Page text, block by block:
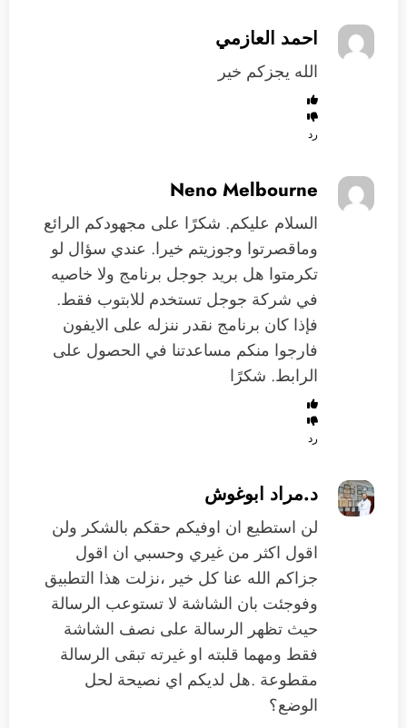
احمد العازمي
الله يجزكم خير
رد
Neno Melbourne
السلام عليكم. شكرًا على مجهودكم الرائع
وماقصرتوا وجوزيتم خيرا. عندي سؤال لو
تكرمتوا هل بريد جوجل برنامج ولا خاصيه
في شركة جوجل تستخدم للابتوب فقط.
فإذا كان برنامج نقدر ننزله على الايفون
فارجوا منكم مساعدتنا في الحصول على
الرابط. شكرًا
رد
د.مراد ابوغوش
لن استطيع ان اوفيكم حقكم بالشكر ولن
اقول اكثر من غيري وحسبي ان اقول
جزاكم الله عنا كل خير ،نزلت هذا التطبيق
وفوجئت بان الشاشة لا تستوعب الرسالة
حيث تظهر الرسالة على نصف الشاشة
فقط ومهما قلبته او غيرته تبقى الرسالة
مقطوعة .هل لديكم اي نصيحة لحل
الوضع؟